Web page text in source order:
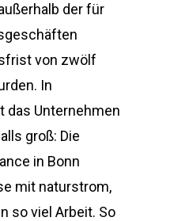
der für
von zwölf
In
das Unternehmen
groß: Die
in Bonn
mit naturstrom,
so viel Arbeit. So